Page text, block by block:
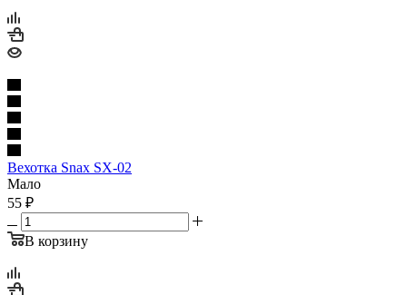
Вехотка Snax SX-02
Мало
55 ₽
В корзину